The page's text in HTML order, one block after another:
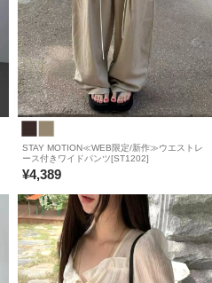
STAY MOTION≪WEB限定/新作≫ウエストレ
ース付きワイドパンツ[ST1202]
¥4,389